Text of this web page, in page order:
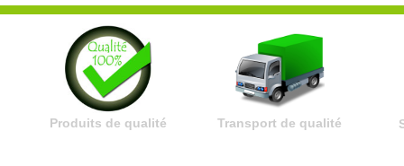
Produits de qualité Transport de qualité